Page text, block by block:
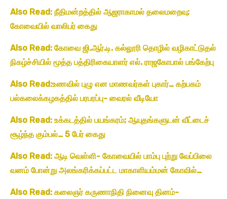
Also Read: நீதிமன்றத்தில் ஆஜராகாமல் தலைமறைவு;
கோவையில் வாலிபர் கைது
Also Read: கோவை ஜி.ஆர்.டி. கல்லூரி தொழில் வழிகாட்டுதல்
நிகழ்ச்சியில் மூத்த பத்திரிகையாளர் எல். ராஜகோபால் பங்கேற்பு
Also Read:உணவில் புழு என மாணவர்கள் புகார்… கற்பகம்
பல்கலைக்கழகத்தில் பரபரப்பு- வைரல் வீடியோ
Also Read: உக்கடத்தில் பயங்கரம்; ஆயுதங்களுடன் வீட்டைச்
சூழ்ந்த கும்பல்… 5 பேர் கைது
Also Read: ஆடி வெள்ளி- கோவையில் பாம்பு புற்று வேப்பிலை
வனம் போன்று அலங்கரிக்கப்பட்ட மாகாளியம்மன் கோவில்…
Also Read: கலைஞர் கருணாநிதி நினைவு தினம்-